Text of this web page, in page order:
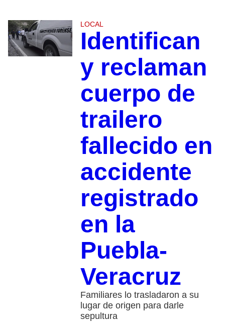
LOCAL
Identifican
y reclaman
cuerpo de
trailero
fallecido en
accidente
registrado
en la
Puebla-
Veracruz
Familiares lo trasladaron a su
lugar de origen para darle
sepultura